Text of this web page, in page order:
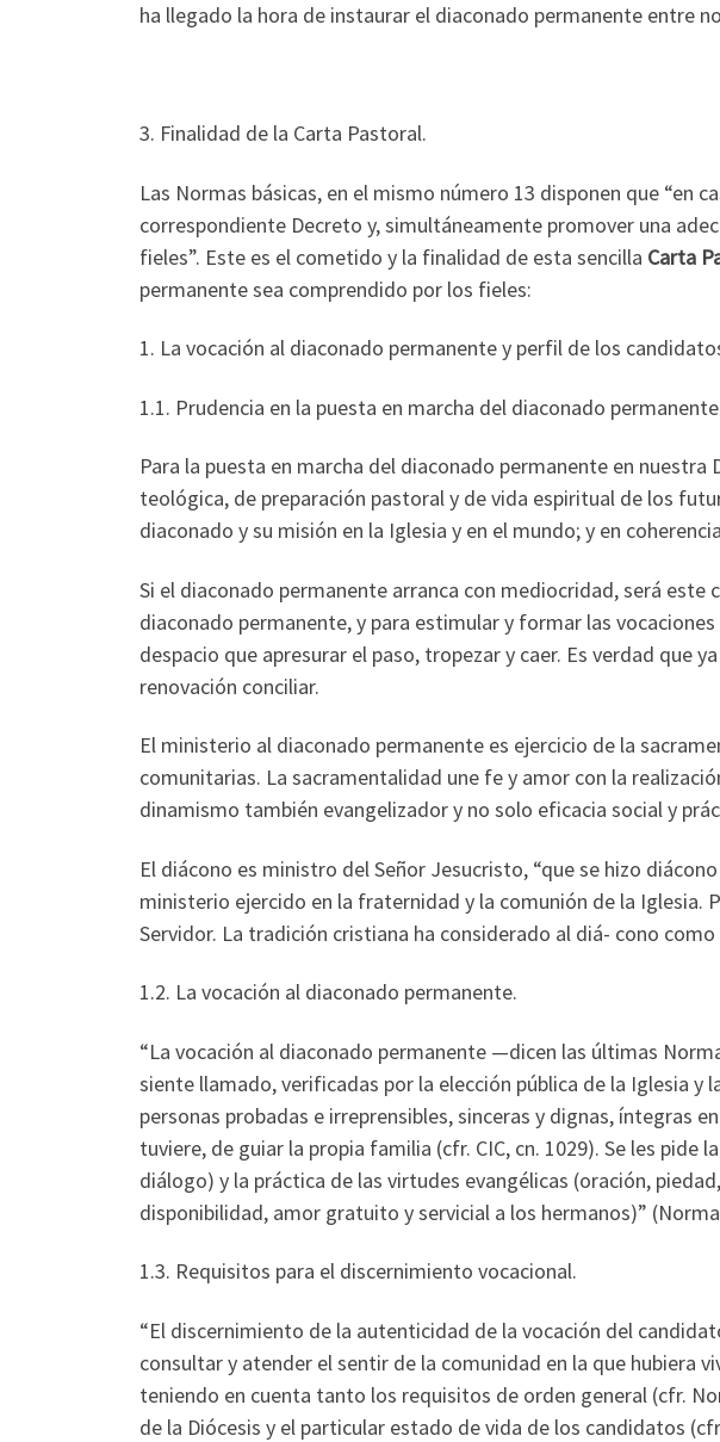
ha llegado la hora de instaurar el diaconado permanente entre
3. Finalidad de la Carta Pastoral.
Las Normas básicas, en el mismo número 13 disponen que “en
correspondiente Decreto y, simultáneamente promover una
fieles”. Este es el cometido y la finalidad de esta sencilla Carta
permanente sea comprendido por los fieles:
1. La vocación al diaconado permanente y perfil de los
1.1. Prudencia en la puesta en marcha del diaconado
Para la puesta en marcha del diaconado permanente en
teológica, de preparación pastoral y de vida espiritual de los
diaconado y su misión en la Iglesia y en el mundo; y en
Si el diaconado permanente arranca con mediocridad, será
diaconado permanente, y para estimular y formar las
despacio que apresurar el paso, tropezar y caer. Es verdad que
renovación conciliar.
El ministerio al diaconado permanente es ejercicio de la
comunitarias. La sacramentalidad une fe y amor con la
dinamismo también evangelizador y no solo eficacia social y
El diácono es ministro del Señor Jesucristo, “que se hizo
ministerio ejercido en la fraternidad y la comunión de la
Servidor. La tradición cristiana ha considerado al diá- cono
1.2. La vocación al diaconado permanente.
“La vocación al diaconado permanente —dicen las últimas
siente llamado, verificadas por la elección pública de la Iglesia
personas probadas e irreprensibles, sinceras y dignas, íntegras
tuviere, de guiar la propia familia (cfr. CIC, cn. 1029). Se les
diálogo) y la práctica de las virtudes evangélicas (oración,
disponibilidad, amor gratuito y servicial a los hermanos)”
1.3. Requisitos para el discernimiento vocacional.
“El discernimiento de la autenticidad de la vocación del
consultar y atender el sentir de la comunidad en la que hubiera
teniendo en cuenta tanto los requisitos de orden general (cfr.
de la Diócesis y el particular estado de vida de los candidatos